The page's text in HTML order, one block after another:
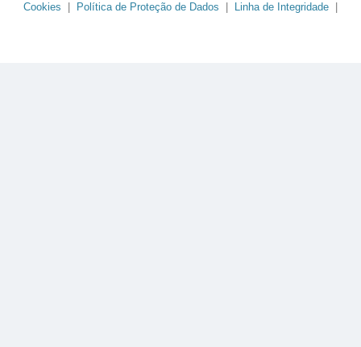
Cookies
Política de Proteção de Dados Linha de Integridade